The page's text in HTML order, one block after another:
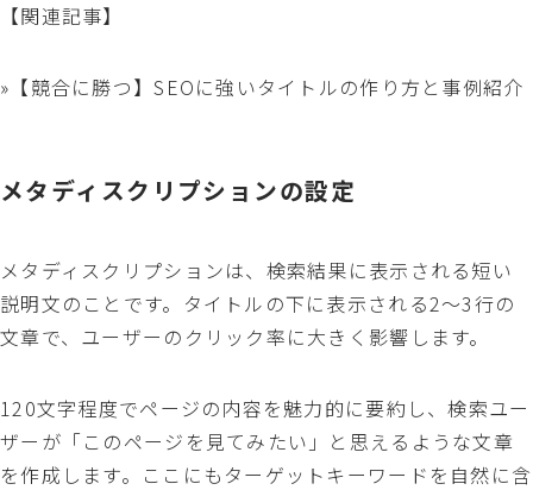
【関連記事】
»【競合に勝つ】SEOに強いタイトルの作り方と事例紹介
メタディスクリプションの設定
メタディスクリプションは、検索結果に表示される短い
説明文のことです。タイトルの下に表示される2〜3行の
文章で、ユーザーのクリック率に大きく影響します。
120文字程度でページの内容を魅力的に要約し、検索ユー
ザーが「このページを見てみたい」と思えるような文章
を作成します。ここにもターゲットキーワードを自然に含